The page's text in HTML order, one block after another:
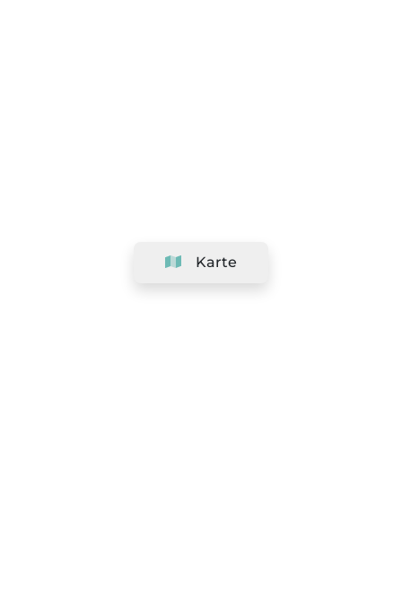
Karte